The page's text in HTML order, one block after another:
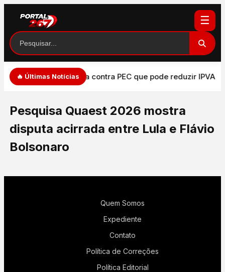
☰
🔥 Últimas Notícias
do JudiciárioPT vota contra PEC que pode reduzir IPVA
Pesquisa Quaest 2026 mostra
disputa acirrada entre Lula e Flávio
Bolsonaro
Quem Somos
Expediente
Contato
Política de Correções
Política Editorial